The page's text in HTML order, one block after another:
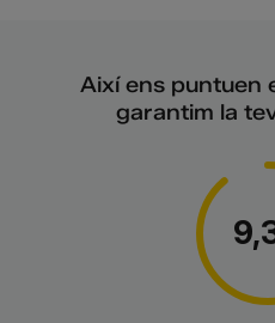
Així ens puntuen
garantim la